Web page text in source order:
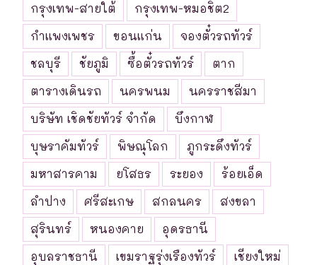
กรุงเทพ-สายใต้
กรุงเทพ-หมอชิต2
กำแพงเพชร
ขอนแก่น
จองตั๋วรถทัวร์
ชลบุรี
ชัยภูมิ ซื้อตั๋วรถทัวร์
ตาก
ตารางเดินรถ
นครพนม
นครราชสีมา
บริษัท เชิดชัยทัวร์ จำกัด
บึงกาฬ
บุษราคัมทัวร์
พิษณุโลก
ภูกระดึงทัวร์
มหาสารคาม
ยโสธร ระยอง
ร้อยเอ็ด
ลำปาง
ศรีสะเกษ สกลนคร
สงขลา
สุรินทร์
หนองคาย
อุดรธานี
อุบลราชธานี
เขมราฐรุ่งเรืองทัวร์
เชียงใหม่